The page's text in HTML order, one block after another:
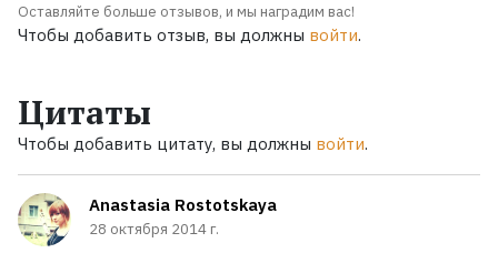
Оставляйте больше отзывов, и мы наградим вас!
Чтобы добавить отзыв, вы должны войти.
Цитаты
Чтобы добавить цитату, вы должны войти.
Anastasia Rostotskaya
28 октября 2014 г.